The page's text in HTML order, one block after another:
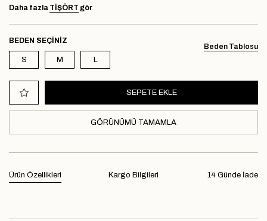
Daha fazla TIŞÖRT gör
Beden Tablosu
BEDEN
S M L
GÖRÜNÜMÜ TAMAMLA
Ürün Özellikleri 14 Günde İade
Kargo Bilgileri